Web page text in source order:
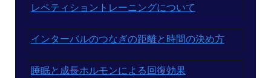
レペティショントレーニングについて
インターバルのつなぎの距離と時間の決め方
睡眠と成長ホルモンによる回復効果